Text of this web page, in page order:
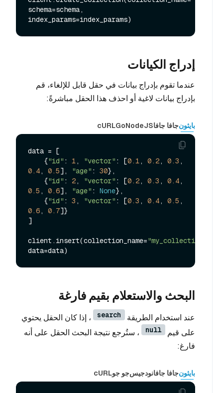
schema=schema,
إدراج الكيانات
عندما تقوم بإدراج بيانات في حقل قابل للإلغاء، قم
بإدراج بيانات لاغية أو احذف هذا الحقل مباشرةً:
بايثونجافا جافاNodeJS
Go
cURL
data = [
    {
"id" : 1, "vector" : [0.1, 0.2, 0.3
0.4, 0.5], "age" : 30},
    {
"id" : 2, "vector" : [0.2, 0.3 , 0.4
0.5 , 0.6], "age" : None},
    {
"id" : 3 , "vector" : [0.3 , 0.4, 0.5
0.6, 0.7]}
]
client.insert(collection_name="my_collection"
البحث والاستعلام بقيم فارغة
عند استخدام الطريقة search
، إذا كان الحقل يحتوي
على قيم
null
، ستُرجع نتيجة البحث الحقل على أنه
فارغ:
بايثونجافا جافانودجيسجو جوcURL